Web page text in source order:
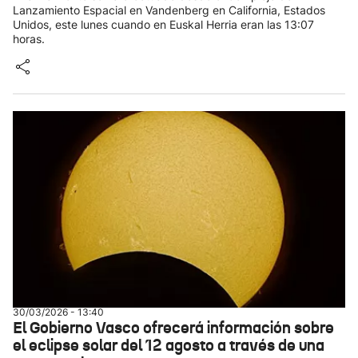
Lanzamiento Espacial en Vandenberg en California, Estados
Unidos, este lunes cuando en Euskal Herria eran las 13:07
horas.
30/03/2026 - 13:40
El Gobierno Vasco ofrecerá información sobre
el eclipse solar del 12 agosto a través de una